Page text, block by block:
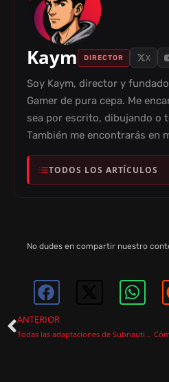
Kaym DIRECTOR X
Soy Kaym, director y
Gamer de pura cepa. Me
sea por escrito, dibujando o
También me encontrarás en
TODOS LOS ARTÍCULOS
No dudes en compartir nuestro
ANTERIOR
Todas las adaptaciones de Subnautica 2 y cómo conseguirlas